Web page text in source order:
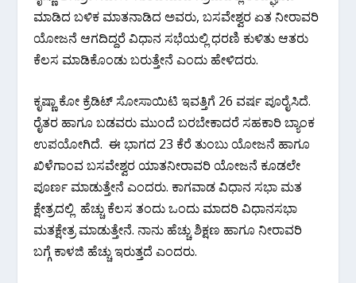
ಮಾಡಿದ ಬಳಿಕ ಮಾತನಾಡಿದ ಅವರು, ಬಸವೇಶ್ವರ ಏತ ನೀರಾವರಿ
ಯೋಜನೆ ಆಗದಿದ್ದರೆ ವಿಧಾನ ಸಭೆಯಲ್ಲಿ ಧರಣಿ ಕುಳಿತು ಆತರು
ಕೆಲಸ ಮಾಡಿಕೊಂಡು ಬರುತ್ತೇನೆ ಎಂದು ಹೇಳಿದರು.
ಕೃಷ್ಣಾ ಕೋ ಕ್ರೆಡಿಟ್ ಸೋಸಾಯಿಟಿ ಇವತ್ತಿಗೆ 26 ವರ್ಷ ಪೂರೈಸಿದೆ.
ರೈತರ ಹಾಗೂ ಬಡವರು ಮುಂದೆ ಬರಬೇಕಾದರೆ ಸಹಕಾರಿ ಬ್ಯಾಂಕ
ಉಪಯೋಗಿದೆ. ಈ ಭಾಗದ 23 ಕೆರೆ ತುಂಬು ಯೋಜನೆ ಹಾಗೂ
ಖಿಳೆಗಾಂವ ಬಸವೇಶ್ವರ ಯಾತನೀರಾವರಿ ಯೋಜನೆ ಕೂಡಲೇ
ಪೂರ್ಣ ಮಾಡುತ್ತೇನೆ ಎಂದರು. ಕಾಗವಾಡ ವಿಧಾನ ಸಭಾ ಮತ
ಕ್ಷೇತ್ರದಲ್ಲಿ ಹೆಚ್ಚು ಕೆಲಸ ತಂದು ಒಂದು ಮಾದರಿ ವಿಧಾನಸಭಾ
ಮತಕ್ಷೇತ್ರ ಮಾಡುತ್ತೇನೆ. ನಾನು ಹೆಚ್ಚು ಶಿಕ್ಷಣ ಹಾಗೂ ನೀರಾವರಿ
ಬಗ್ಗೆ ಕಾಳಜಿ ಹೆಚ್ಚು ಇರುತ್ತದೆ ಎಂದರು.